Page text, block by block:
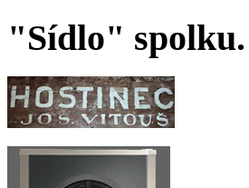
"Sídlo" spolku.